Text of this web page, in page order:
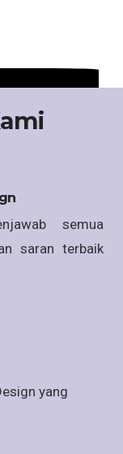
semua
saran terbaik
yang